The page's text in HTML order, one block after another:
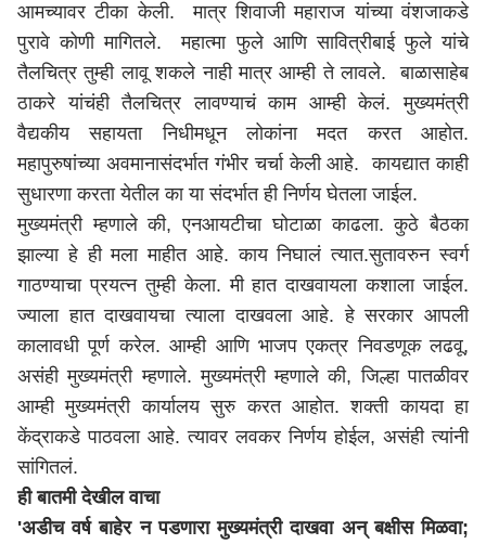
आमच्यावर टीका केली. मात्र शिवाजी महाराज यांच्या वंशजाकडे
पुरावे कोणी मागितले. महात्मा फुले आणि सावित्रीबाई फुले यांचे
तैलचित्र तुम्ही लावू शकले नाही मात्र आम्ही ते लावले. बाळासाहेब
ठाकरे यांचंही तैलचित्र लावण्याचं काम आम्ही केलं. मुख्यमंत्री
वैद्यकीय सहायता निधीमधून लोकांना मदत करत आहोत.
महापुरुषांच्या अवमानासंदर्भात गंभीर चर्चा केली आहे. कायद्यात काही
सुधारणा करता येतील का या संदर्भात ही निर्णय घेतला जाईल.
मुख्यमंत्री म्हणाले की, एनआयटीचा घोटाळा काढला. कुठे बैठका
झाल्या हे ही मला माहीत आहे. काय निघालं त्यात.सुतावरुन स्वर्ग
गाठण्याचा प्रयत्न तुम्ही केला. मी हात दाखवायला कशाला जाईल.
ज्याला हात दाखवायचा त्याला दाखवला आहे. हे सरकार आपली
कालावधी पूर्ण करेल. आम्ही आणि भाजप एकत्र निवडणूक लढवू,
असंही मुख्यमंत्री म्हणाले. मुख्यमंत्री म्हणाले की, जिल्हा पातळीवर
आम्ही मुख्यमंत्री कार्यालय सुरु करत आहोत. शक्ती कायदा हा
केंद्राकडे पाठवला आहे. त्यावर लवकर निर्णय होईल, असंही त्यांनी
सांगितलं.
ही बातमी देखील वाचा
'अडीच वर्ष बाहेर न पडणारा मुख्यमंत्री दाखवा अन् बक्षीस मिळवा;